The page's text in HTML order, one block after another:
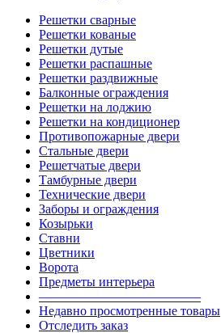
Решетки сварные
Решетки кованые
Решетки дутые
Решетки распашные
Решетки раздвижные
Балконные ограждения
Решетки на лоджию
Решетки на кондиционер
Противопожарные двери
Стальные двери
Решетчатые двери
Тамбурные двери
Технические двери
Заборы и ограждения
Козырьки
Ставни
Цветники
Ворота
Предметы интерьера
————————————–
Недавно просмотренные товары
Отследить заказ